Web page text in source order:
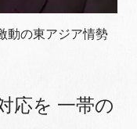
動の東アジア情勢
応を 一帯の